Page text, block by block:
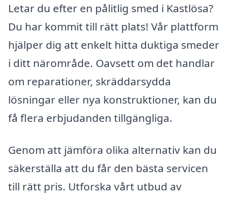
Letar du efter en pålitlig smed i Kastlösa?
Du har kommit till rätt plats! Vår plattform
hjälper dig att enkelt hitta duktiga smeder
i ditt närområde. Oavsett om det handlar
om reparationer, skräddarsydda
lösningar eller nya konstruktioner, kan du
få flera erbjudanden tillgängliga.
Genom att jämföra olika alternativ kan du
säkerställa att du får den bästa servicen
till rätt pris. Utforska vårt utbud av